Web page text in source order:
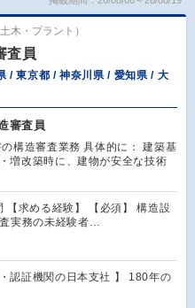
木・プラント）
査員
/ 東京都 / 神奈川県 / 愛知県 / 大
審査員
構造審査業務 具体的に： 建築基
増改築時に、建物が安全な技術
【求める経験】 【必須】 構造設
実務の未経験者…
認証機関の日本支社 】 180年の